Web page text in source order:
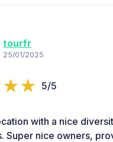
tourfr
25/01/2025
5/5
with a nice
Super nice owners,